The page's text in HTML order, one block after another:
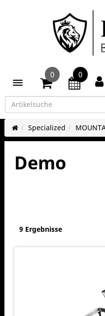
Toggle navigation
0 0
Specialized
Demo
9 Ergebnisse